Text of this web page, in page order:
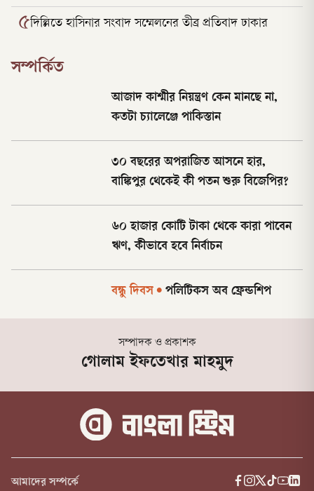
৫দিল্লিতে হাসিনার সংবাদ সম্মেলনের তীব্র প্রতিবাদ ঢাকার
সম্পর্কিত
আজাদ কাশ্মীর নিয়ন্ত্রণ কেন মানছে না,
কতটা চ্যালেঞ্জে পাকিস্তান
৩০ বছরের অপরাজিত আসনে হার,
বাঙ্কিপুর থেকেই কী পতন শুরু বিজেপির?
৬০ হাজার কোটি টাকা থেকে কারা পাবেন
ঋণ, কীভাবে হবে নির্বাচন
বন্ধু দিবস • পলিটিকস অব ফ্রেন্ডশিপ
সম্পাদক ও প্রকাশক
গোলাম ইফতেখার মাহমুদ
আমাদের সম্পর্কে